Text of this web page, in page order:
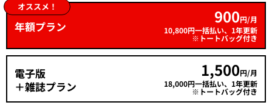
オススメ！
年額プラン 900円/月
10,800円一括払い、1年更新
※トートバッグ付き
電子版
＋雑誌プラン
1,500円/月
18,000円一括払い、1年更新
※トートバッグ付き